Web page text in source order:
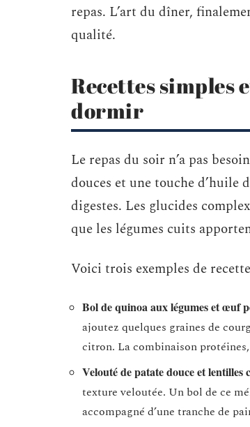
repas. L’art du dîner,
qualité.
Recettes simples
dormir
Le repas du soir n’a pas
douces et une touche d’huile
digestes. Les glucides
que les légumes cuits
Voici trois exemples de
Bol de quinoa aux légumes et œuf
ajoutez quelques graines de
citron. La combinaison
Velouté de patate douce et lentilles
texture veloutée. Un bol de ce
accompagné d’une tranche de